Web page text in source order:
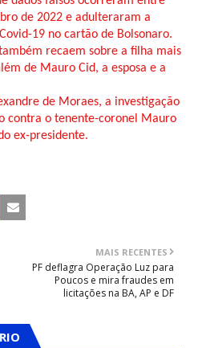
de 2022 e adulteraram a
19 no cartão de Bolsonaro.
recaem sobre a filha mais
de Mauro Cid, a esposa e a
de Moraes, a investigação
contra o tenente-coronel Mauro
ex-presidente.
MAIS RECENTES
PF deflagra Operação Luz para
Poucos e mira fraudes em
licitações na BA, AP e DF